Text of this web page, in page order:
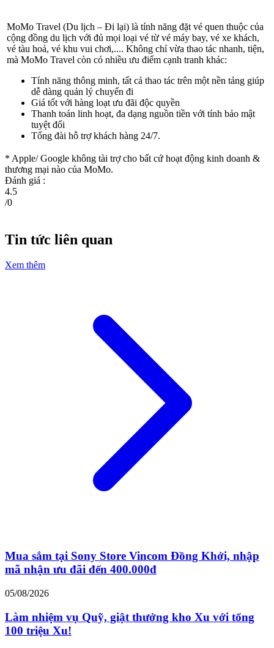
MoMo Travel (Du lịch – Đi lại) là tính năng đặt vé quen thuộc của
cộng đồng du lịch với đủ mọi loại vé từ vé máy bay, vé xe khách,
vé tàu hoả, vé khu vui chơi,.... Không chỉ vừa thao tác nhanh, tiện,
mà MoMo Travel còn có nhiều ưu điểm cạnh tranh khác:
Tính năng thông minh, tất cả thao tác trên một nền tảng giúp
dễ dàng quản lý chuyến đi
Giá tốt với hàng loạt ưu đãi độc quyền
Thanh toán linh hoạt, đa dạng nguồn tiền với tính bảo mật
tuyệt đối
Tổng đài hỗ trợ khách hàng 24/7.
* Apple/ Google không tài trợ cho bất cứ hoạt động kinh doanh &
thương mại nào của MoMo.
Đánh giá :
4.5
/0
Tin tức liên quan
Xem thêm
Mua sắm tại Sony Store Vincom Đồng Khởi, nhập
mã nhận ưu đãi đến 400.000đ
05/08/2026
Làm nhiệm vụ Quỹ, giật thưởng kho Xu với tổng
100 triệu Xu!